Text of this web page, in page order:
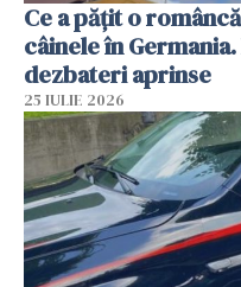
Ce a pățit o
câinele în
dezbateri aprinse
25 IULIE 2026